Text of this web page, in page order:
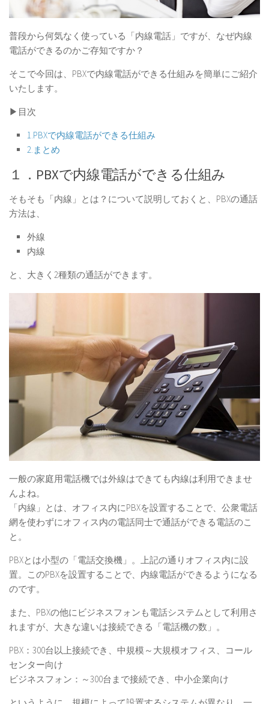
普段から何気なく使っている「内線電話」ですが、 なぜ内線
電話ができるのかご存知ですか？
そこで今回は、PBXで内線電話ができる仕組みを簡単にご紹介
いたします。
▶︎目次
1.PBXで内線電話ができる仕組み
2.まとめ
１．PBXで内線電話ができる仕組み
そもそも「内線」とは？について説明しておくと、PBXの通話
方法は、
外線
内線
と、大きく2種類の通話ができます。
一般の家庭用電話機では外線はできても内線は利用できませ
んよね。
「内線」とは、オフィス内にPBXを設置することで、公衆電話
網を使わずにオフィス内の電話同士で通話ができる電話のこ
と。
PBXとは小型の「電話交換機」。上記の通りオフィス内に設
置。このPBXを設置することで、内線電話ができるようになる
のです。
また、PBXの他にビジネスフォンも電話システムとして利用さ
れますが、大きな違いは接続できる「電話機の数」。
PBX：300台以上接続でき、中規模～大規模オフィス、コール
センター向け
ビジネスフォン：～300台まで接続でき、中小企業向け